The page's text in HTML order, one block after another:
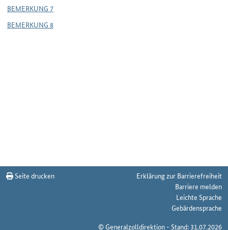
BEMERKUNG 7
BEMERKUNG 8
Seite drucken
Erklärung zur Barrierefreiheit
Barriere melden
Leichte Sprache
Gebärdensprache
© Generalzolldirektion - Stand: 31.07.2026